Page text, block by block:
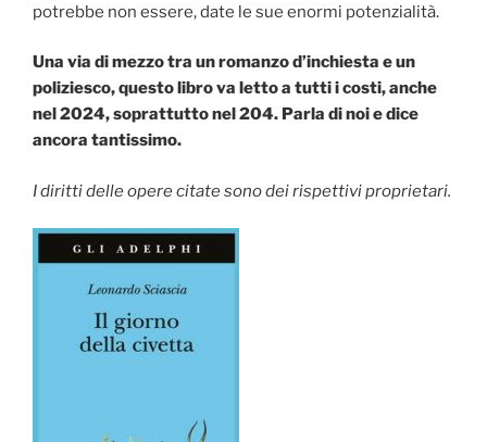
potrebbe non essere, date le sue enormi potenzialità.
Una via di mezzo tra un romanzo d’inchiesta e un
poliziesco, questo libro va letto a tutti i costi, anche
nel 2024, soprattutto nel 204. Parla di noi e dice
ancora tantissimo.
I diritti delle opere citate sono dei rispettivi proprietari.